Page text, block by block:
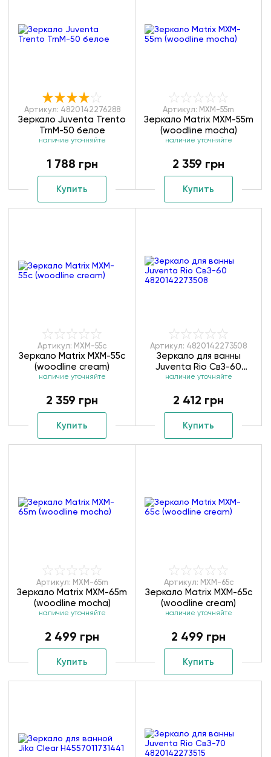
Артикул: 4820142276288
Зеркало Juventa Trento
TrnM-50 белое
наличие уточняйте
1 788 грн
Купить
Артикул: MXM-55m
Зеркало Matrix MXM-55m
(woodline mocha)
наличие уточняйте
2 359 грн
Купить
Артикул: MXM-55с
Зеркало Matrix MXM-55с
(woodline cream)
наличие уточняйте
2 359 грн
Купить
Артикул: 4820142273508
Зеркало для ванны
Juventa Rio СвЗ-60
4820142273508
наличие уточняйте
2 412 грн
Купить
Артикул: MXM-65m
Зеркало Matrix MXM-65m
(woodline mocha)
наличие уточняйте
2 499 грн
Купить
Артикул: MXM-65с
Зеркало Matrix MXM-65с
(woodline cream)
наличие уточняйте
2 499 грн
Купить